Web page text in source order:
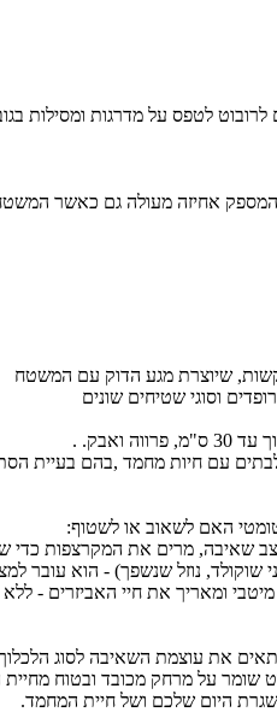
שיוצרת מגע הדוק עם המשטח
.
מרים את המקרצפות כדי
שוקולד, נוזל שנשפך) - הוא
ומאריך את חיי האביזרים -
את עוצמת השאיבה לסוג
שומר על מרחק מכובד ובטוח
היום שלכם ושל חיית המחמד.